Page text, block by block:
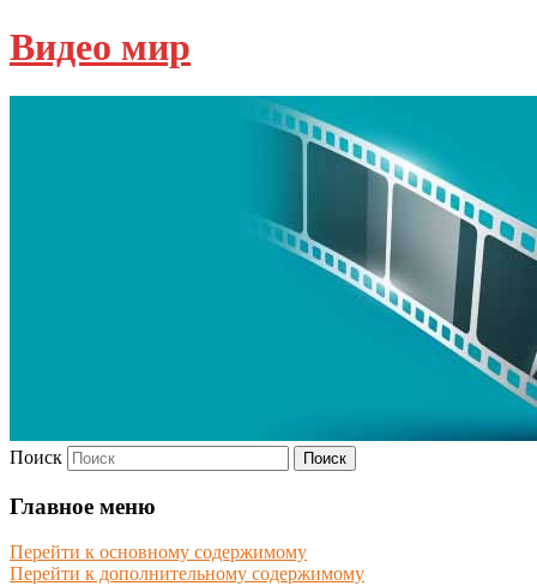
Видео мир
Поиск
Главное меню
Перейти к основному содержимому
Перейти к дополнительному содержимому